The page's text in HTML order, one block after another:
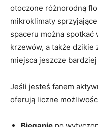
otoczone różnorodną
mikroklimaty
spaceru można
krzewów, a także
miejsca jeszcze
Jeśli jesteś fanem
oferują⁢ liczne